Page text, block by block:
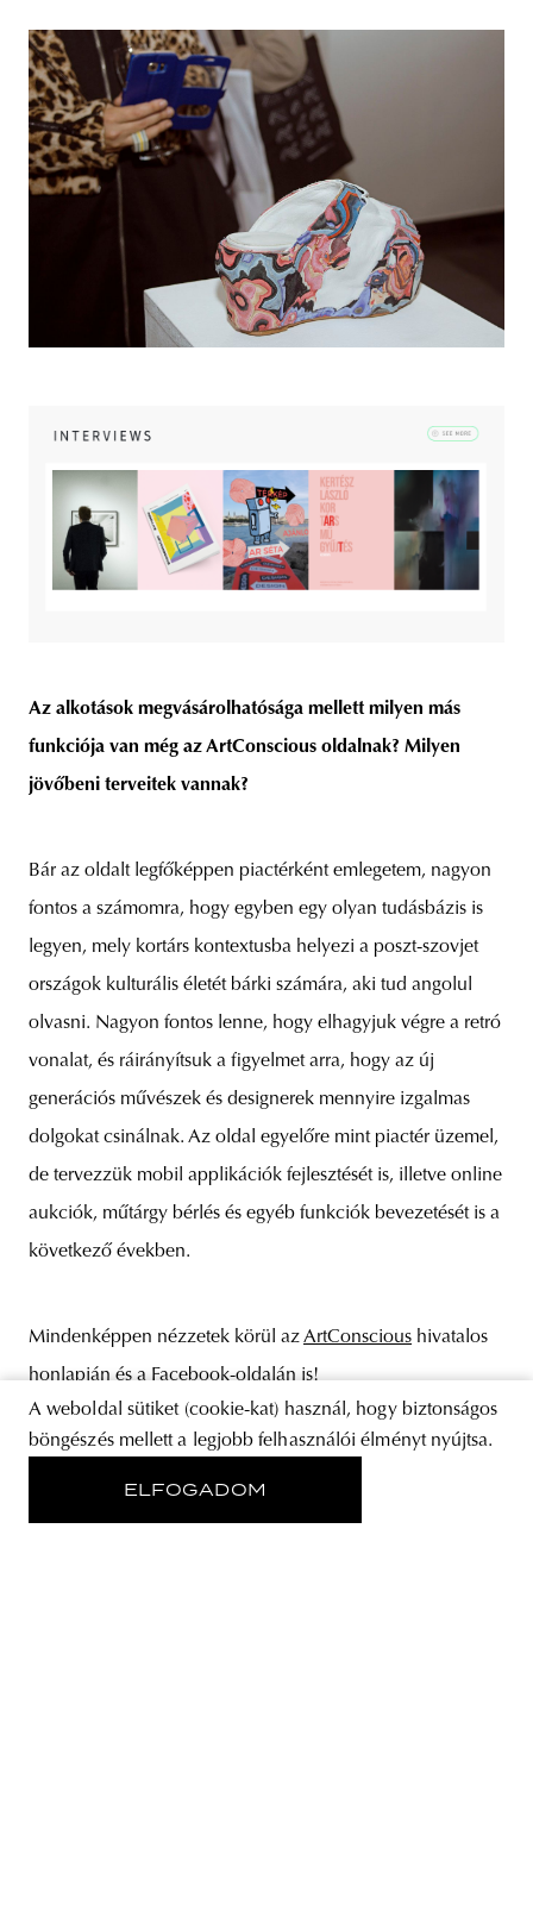
Az alkotások megvásárolhatósága mellett milyen más
funkciója van még az ArtConscious oldalnak? Milyen
jövőbeni terveitek vannak?
Bár az oldalt legfőképpen piactérként emlegetem, nagyon
fontos a számomra, hogy egyben egy olyan tudásbázis is
legyen, mely kortárs kontextusba helyezi a poszt-szovjet
országok kulturális életét bárki számára, aki tud angolul
olvasni. Nagyon fontos lenne, hogy elhagyjuk végre a retró
vonalat, és ráirányítsuk a figyelmet arra, hogy az új
generációs művészek és designerek mennyire izgalmas
dolgokat csinálnak. Az oldal egyelőre mint piactér üzemel,
de tervezzük mobil applikációk fejlesztését is, illetve online
aukciók, műtárgy bérlés és egyéb funkciók bevezetését is a
következő években.
Mindenképpen nézzetek körül azArtConscious hivatalos
honlapján és aFacebook-oldalánis!
A weboldal sütiket (cookie-kat) használ, hogy biztonságos
böngészés mellett a legjobb felhasználói élményt nyújtsa.
ELFOGADOM